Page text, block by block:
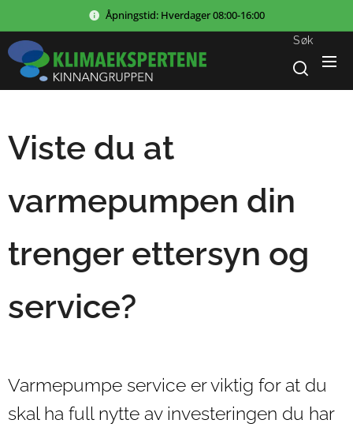
Åpningstid: Hverdager08:00-16:00
Søk
Viste du at
varmepumpen din
trenger ettersyn og
service?
Varmepumpe service er viktig for at du
skal ha full nytte av investeringen du har